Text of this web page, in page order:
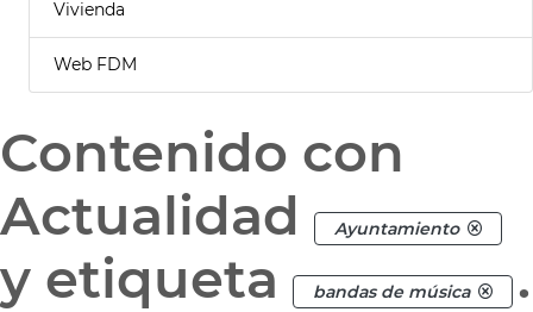
Vivienda
Web FDM
Contenido con
Actualidad
Ayuntamiento
y etiqueta bandas de música .